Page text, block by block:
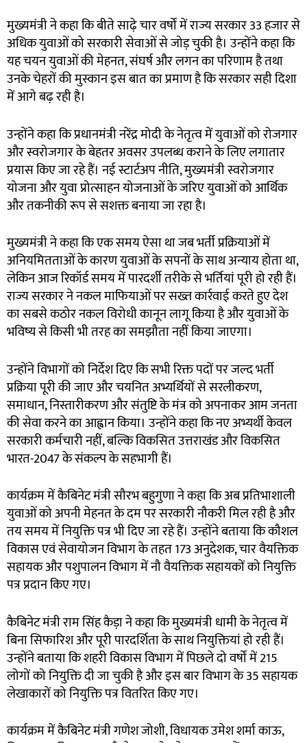
मुख्यमंत्री ने कहा कि बीते साढ़े चार वर्षों में राज्य सरकार 33 हजार से
अधिक युवाओं को सरकारी सेवाओं से जोड़ चुकी है। उन्होंने कहा कि
यह चयन युवाओं की मेहनत, संघर्ष और लगन का परिणाम है तथा
उनके चेहरों की मुस्कान इस बात का प्रमाण है कि सरकार सही दिशा
में आगे बढ़ रही है।
उन्होंने कहा कि प्रधानमंत्री नरेंद्र मोदी के नेतृत्व में युवाओं को रोजगार
और स्वरोजगार के बेहतर अवसर उपलब्ध कराने के लिए लगातार
प्रयास किए जा रहे हैं। नई स्टार्टअप नीति, मुख्यमंत्री स्वरोजगार
योजना और युवा प्रोत्साहन योजनाओं के जरिए युवाओं को आर्थिक
और तकनीकी रूप से सशक्त बनाया जा रहा है।
मुख्यमंत्री ने कहा कि एक समय ऐसा था जब भर्ती प्रक्रियाओं में
अनियमितताओं के कारण युवाओं के सपनों के साथ अन्याय होता था,
लेकिन आज रिकॉर्ड समय में पारदर्शी तरीके से भर्तियां पूरी हो रही हैं।
राज्य सरकार ने नकल माफियाओं पर सख्त कार्रवाई करते हुए देश
का सबसे कठोर नकल विरोधी कानून लागू किया है और युवाओं के
भविष्य से किसी भी तरह का समझौता नहीं किया जाएगा।
उन्होंने विभागों को निर्देश दिए कि सभी रिक्त पदों पर जल्द भर्ती
प्रक्रिया पूरी की जाए और चयनित अभ्यर्थियों से सरलीकरण,
समाधान, निस्तारीकरण और संतुष्टि के मंत्र को अपनाकर आम जनता
की सेवा करने का आह्वान किया। उन्होंने कहा कि नए अभ्यर्थी केवल
सरकारी कर्मचारी नहीं, बल्कि विकसित उत्तराखंड और विकसित
भारत-2047 के संकल्प के सहभागी हैं।
कार्यक्रम में कैबिनेट मंत्री सौरभ बहुगुणा ने कहा कि अब प्रतिभाशाली
युवाओं को अपनी मेहनत के दम पर सरकारी नौकरी मिल रही है और
तय समय में नियुक्ति पत्र भी दिए जा रहे हैं। उन्होंने बताया कि कौशल
विकास एवं सेवायोजन विभाग के तहत 173 अनुदेशक, चार वैयक्तिक
सहायक और पशुपालन विभाग में नौ वैयक्तिक सहायकों को नियुक्ति
पत्र प्रदान किए गए।
कैबिनेट मंत्री राम सिंह कैड़ा ने कहा कि मुख्यमंत्री धामी के नेतृत्व में
बिना सिफारिश और पूरी पारदर्शिता के साथ नियुक्तियां हो रही हैं।
उन्होंने बताया कि शहरी विकास विभाग में पिछले दो वर्षों में 215
लोगों को नियुक्ति दी जा चुकी है और इस बार विभाग के 35 सहायक
लेखाकारों को नियुक्ति पत्र वितरित किए गए।
कार्यक्रम में कैबिनेट मंत्री गणेश जोशी, विधायक उमेश शर्मा काऊ,